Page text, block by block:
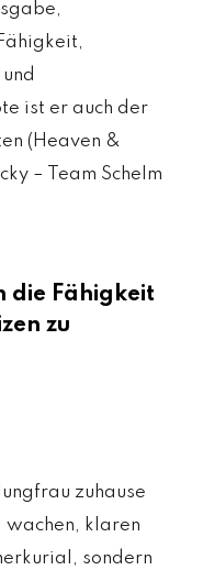
ist er auch der
(Heaven &
– Team Schelm
die Fähigkeit
zu
zuhause
wachen, klaren
sondern